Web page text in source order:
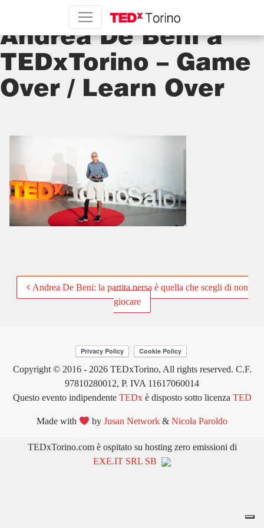
L’intervento di
Andrea De Beni a
TEDxTorino – Game
Over / Learn Over
Post
navigation
Andrea De Beni: la partita persa è quella che scegli di non
giocare
Copyright © 2016 - 2026 TEDxTorino, All rights reserved. C.F.
97810280012, P. IVA 11617060014
Questo evento indipendente TEDxè disposto sotto licenza TED
Made with byJusan Network &Nicola Paroldo
TEDxTorino.com è ospitato su hosting zero emissioni di
EXE.IT SRL SB